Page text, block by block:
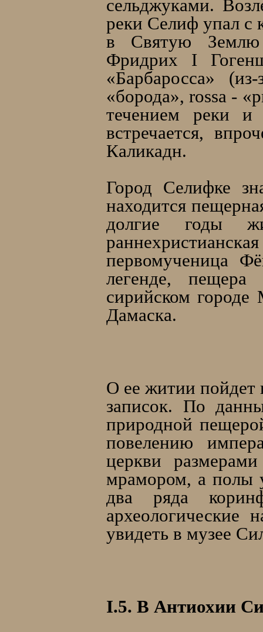
сельджуками.
реки Селиф упал с
в Святую Землю
Фридрих I
«Барбаросса»
«борода», rossa -
течением реки и
встречается,
Каликадн.
Город Селифке
находится
долгие годы
первомученица
легенде,
сирийском городе
Дамаска.
О ее житии пойдет
записок. По
природной
повелению
церкви
мрамором, а полы
два ряда
археологические
увидеть в музее
I.5. В Антиохии